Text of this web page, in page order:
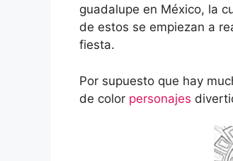
guadalupe en México, la
de estos se empiezan a
fiesta.
Por supuesto que hay
de color personajes